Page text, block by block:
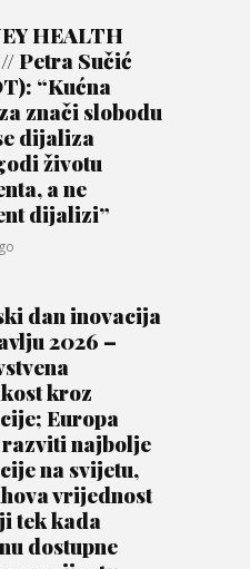
HEALTH
Petra Sučić
“Kućna
znači slobodu
dijaliza
životu
a ne
dijalizi”
dan inovacija
2026 –
kroz
Europa
razviti najbolje
na svijetu,
vrijednost
tek kada
dostupne